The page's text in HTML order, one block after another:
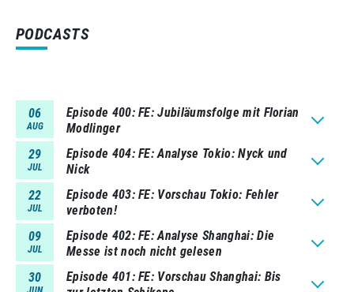
PODCASTS
06
AUG
Episode 400 FE: Jubiläumsfolge mit Florian
Modlinger
29
JUL
Episode 404 FE: Analyse Tokio: Nyck und
Nick
22
JUL
Episode 403 FE: Vorschau Tokio: Fehler
verboten!
09
JUL
Episode 402 FE: Analyse Shanghai: Die
Messe ist noch nicht gelesen
30
Episode 401 FE: Vorschau Shanghai: Bis